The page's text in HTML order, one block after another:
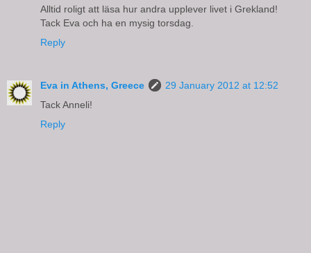
Alltid roligt att läsa hur andra upplever livet i Grekland!
Tack Eva och ha en mysig torsdag.
Reply
Eva in Athens, Greece
29 January 2012 at 12:52
Tack Anneli!
Reply